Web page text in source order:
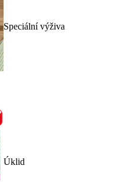
Speciální výživa
Úklid